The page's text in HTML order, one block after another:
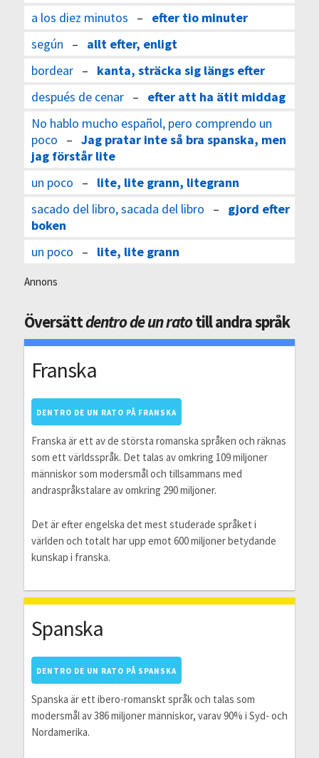
a los diez minutos – efter tio minuter
según – allt efter, enligt
bordear– kanta, sträcka sig längs efter
después de cenar– efter att ha ätit middag
No hablo mucho español, pero comprendo un
poco – Jag pratar inte så bra spanska, men
jag förstår lite
un poco – lite, lite grann, litegrann
sacado del libro, sacada del libro – gjord efter
boken
un poco – lite, lite grann
Annons
Översättdentro de un ratotill andra språk
Franska
DENTRO DE UN RATO PÅ FRANSKA
Franska är ett av de största romanska språken och räknas
som ett världsspråk. Det talas av omkring 109 miljoner
människor som modersmål och tillsammans med
andraspråkstalare av omkring 290 miljoner.
Det är efter engelska det mest studerade språket i
världen och totalt har upp emot 600 miljoner betydande
kunskap i franska.
Spanska
DENTRO DE UN RATO PÅ SPANSKA
Spanska är ett ibero-romanskt språk och talas som
modersmål av 386 miljoner människor, varav 90% i Syd- och
Nordamerika.